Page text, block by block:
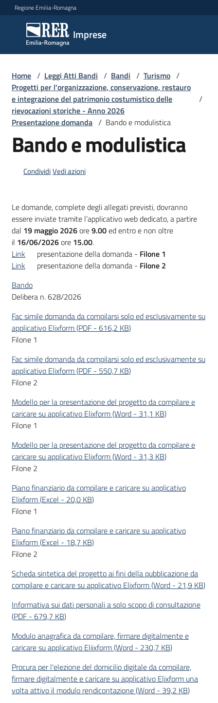
Vai al contenuto
Vai alla navigazione
Vai al footer
Regione Emilia-Romagna
Imprese
Imprese
Argomenti
Novità
Servizi
Bandi
Piani
Programmi
Progetti
Newsletter
Seguici
Home / Leggi Atti Bandi / Bandi / Turismo /
Progetti per l'organizzazione, conservazione, restauro
e integrazione del patrimonio costumistico delle
rievocazioni storiche - Anno 2026
/
Presentazione domanda / Bando e modulistica
Bando e modulistica
CondividiVedi azioni
Le domande, complete degli allegati previsti, dovranno
essere inviate tramite l’applicativo web dedicato, a partire
dal 19 maggio 2026ore9.00ed entro e non oltre
il 16/06/2026ore 15.00.
Link
presentazione della domanda - Filone 1
Link
presentazione della domanda - Filone 2
Bando
Delibera n. 628/2026
Fac simile domanda da compilarsi solo ed esclusivamente su
applicativo Elixform(PDF - 616,2 KB)
Filone 1
Fac simile domanda da compilarsi solo ed esclusivamente su
applicativo Elixform(PDF - 550,7 KB)
Filone 2
Modello per la presentazione del progetto da compilare e
caricare su applicativo Elixform(Word - 31,1 KB)
Filone 1
Modello per la presentazione del progetto da compilare e
caricare su applicativo Elixform(Word - 31,3 KB)
Filone 2
Piano finanziario da compilare e caricare su applicativo
Elixform(Excel - 20,0 KB)
Filone 1
Piano finanziario da compilare e caricare su applicativo
Elixform(Excel - 18,7 KB)
Filone 2
Scheda sintetica del progetto ai fini della pubblicazione da
compilare e caricare su applicativo Elixform(Word - 21,9 KB)
Informativa sui dati personali a solo scopo di consultazione
(PDF - 679,7 KB)
Modulo anagrafica da compilare, firmare digitalmente e
caricare su applicativo Eliixform(Word - 230,7 KB)
Procura per l'elezione del domicilio digitale da compilare,
firmare digitalmente e caricare su applicativo Elixform una
volta attivo il modulo rendicontazione(Word - 39,2 KB)